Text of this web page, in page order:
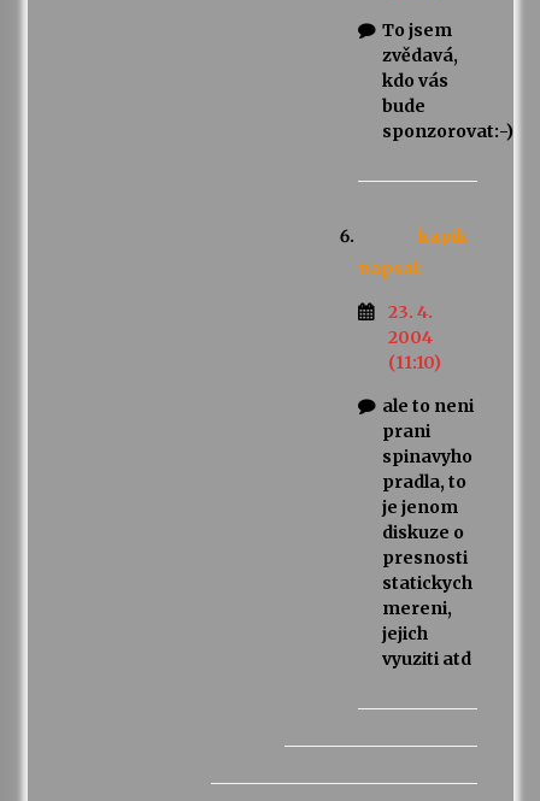
To jsem
zvědavá,
kdo vás
bude
sponzorovat:-)
kapik
napsal:
23. 4.
2004
(11:10)
ale to neni
prani
spinavyho
pradla, to
je jenom
diskuze o
presnosti
statickych
mereni,
jejich
vyuziti atd